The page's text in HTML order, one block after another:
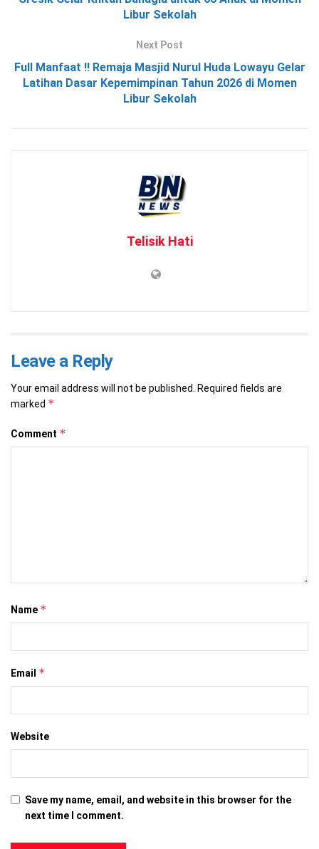
Libur Sekolah
Next Post
Full Manfaat !! Remaja Masjid Nurul Huda Lowayu Gelar
Latihan Dasar Kepemimpinan Tahun 2026 di Momen
Libur Sekolah
Telisik Hati
Leave a Reply
Your email address will not be published. Required fields are
marked *
Comment *
Name *
Email *
Website
Save my name, email, and website in this browser for the
next time I comment.